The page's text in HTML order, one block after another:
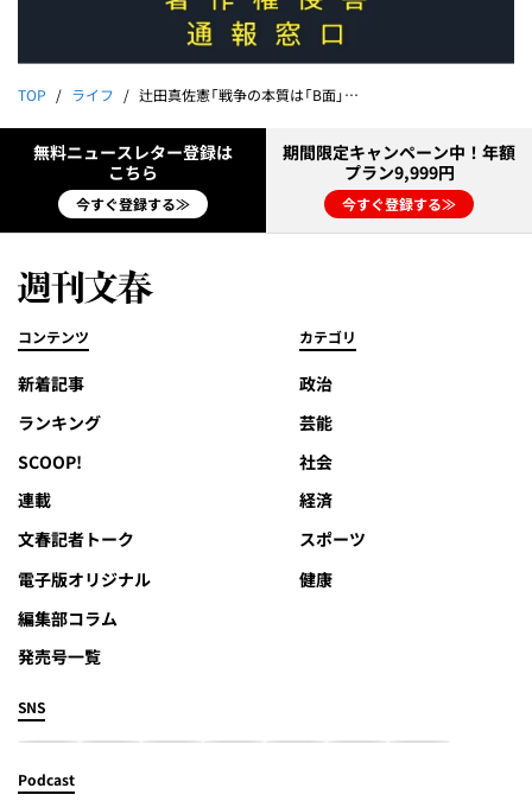
TOP ライフ 辻田真佐憲「戦争の本質は「B面」にある」｜戦争を読む、観る、行く
無料ニュースレター登録は
こちら
今すぐ登録する≫
期間限定キャンペーン中！年額
プラン9,999円
今すぐ登録する≫
コンテンツ
新着記事
ランキング
SCOOP!
連載
文春記者トーク
電子版オリジナル
編集部コラム
発売号一覧
カテゴリ
政治
芸能
社会
経済
スポーツ
健康
SNS
Podcast